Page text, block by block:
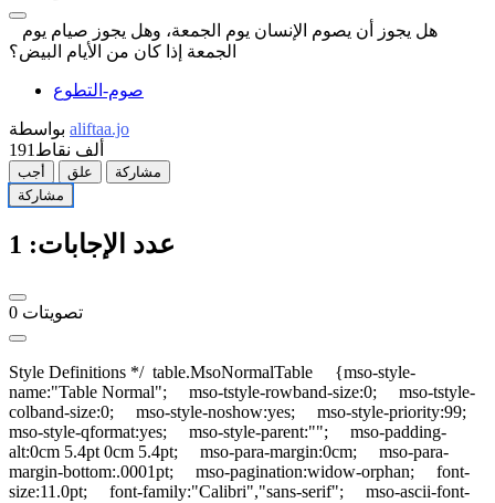
الجمعة إذا كان من الأيام البيض؟
صوم-التطوع
aliftaa.jo
191ألف نقاط
أجب علق
مشاركة
مشاركة
عدد الإجابات: 1
0 تصويتات
Style Definitions */ table.MsoNormalTable {mso-style-
name:"Table Normal"; mso-tstyle-rowband-size:0; mso-tstyle-
colband-size:0; mso-style-noshow:yes; mso-style-priority:99;
mso-style-qformat:yes; mso-style-parent:""; mso-padding-
alt:0cm 5.4pt 0cm 5.4pt; mso-para-margin:0cm; mso-para-
margin-bottom:.0001pt; mso-pagination:widow-orphan; font-
size:11.0pt; font-family:"Calibri","sans-serif"; mso-ascii-font-